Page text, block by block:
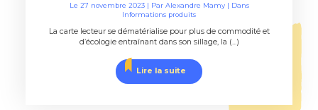
Le 27 novembre 2023| Par Alexandre Mamy| Dans
Informations produits
La carte lecteur se dématérialise pour plus de commodité et
d’écologie entraînant dans son sillage, la (...)
Lire la suite